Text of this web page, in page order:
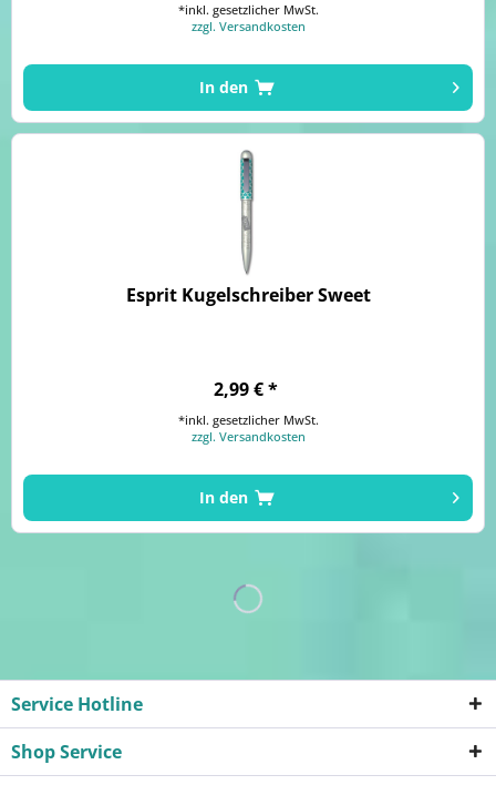
*inkl. gesetzlicher MwSt.
zzgl. Versandkosten
In den
Esprit Kugelschreiber Sweet
2,99 € *
*inkl. gesetzlicher MwSt.
zzgl. Versandkosten
In den
Service Hotline
Shop Service